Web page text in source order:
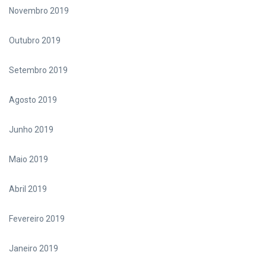
Novembro 2019
Outubro 2019
Setembro 2019
Agosto 2019
Junho 2019
Maio 2019
Abril 2019
Fevereiro 2019
Janeiro 2019